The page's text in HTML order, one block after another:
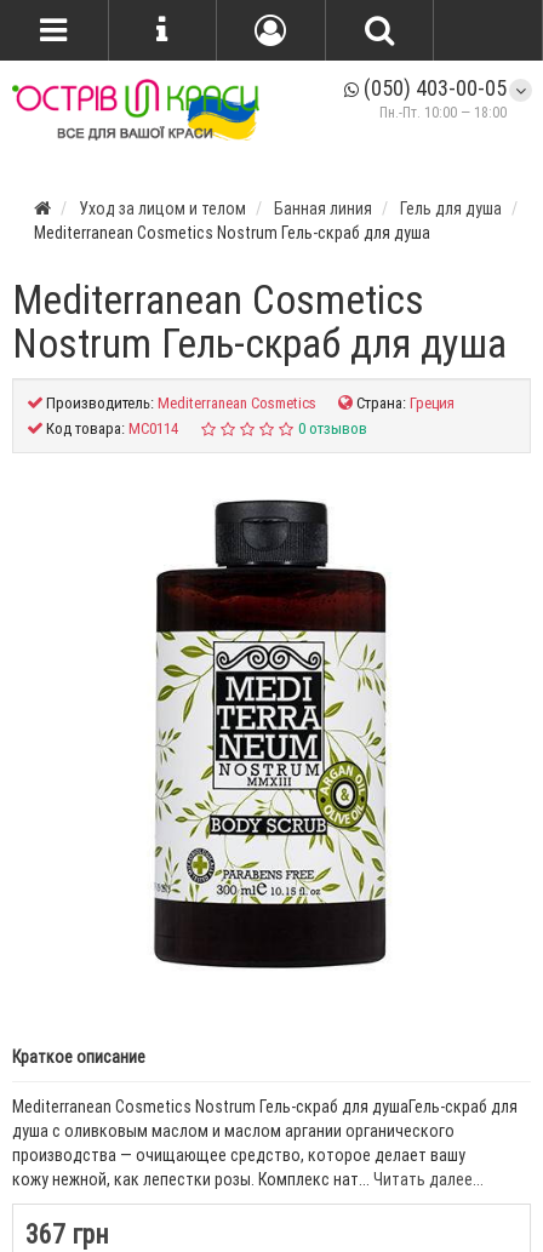
(050) 403-00-05
Пн.-Пт. 10:00 — 18:00
Уход за лицом и телом Банная линия
Гель для душа
Mediterranean Cosmetics Nostrum Гель-скраб для душа
Mediterranean Cosmetics
Nostrum Гель-скраб для душа
Производитель:Mediterranean Cosmetics Страна:Греция
Код товара:MC0114 0 отзывов
Краткое описание
Mediterranean Cosmetics Nostrum Гель-скраб для душаГель-скраб для
душа с оливковым маслом и маслом аргании органического
производства — очищающее средство, которое делает вашу
кожу нежной, как лепестки розы. Комплекс нат... Читать далее...
367 грн